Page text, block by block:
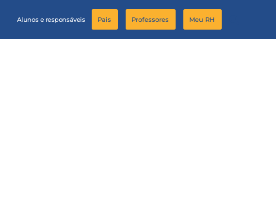
Alunos e responsáveis Pais Professores Meu RH